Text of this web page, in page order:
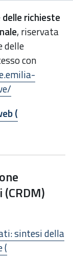
richieste
, riservata
delle
con
(
sintesi della
(